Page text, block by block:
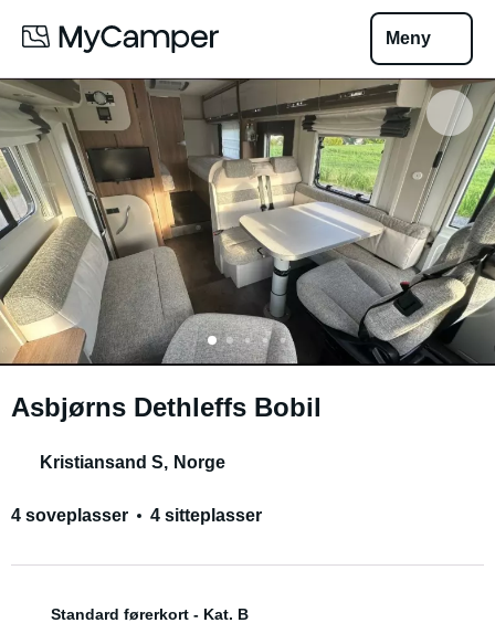
Meny
Asbjørns Dethleffs Bobil
Kristiansand S, Norge
4 soveplasser 4 sitteplasser
Standard førerkort - Kat. B